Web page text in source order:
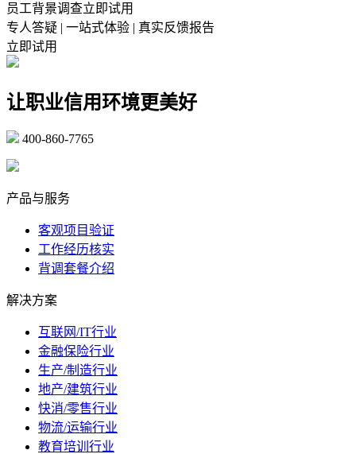
员工背景调查立即试用
专人答疑 | 一站式体验 | 真实反馈报告
立即试用
让职业信用环境更美好
400-860-7765
产品与服务
客观项目验证
工作经历核实
背调套餐介绍
解决方案
互联网/IT行业
金融保险行业
生产/制造行业
地产/建筑行业
快消/零售行业
物流/运输行业
教育培训行业